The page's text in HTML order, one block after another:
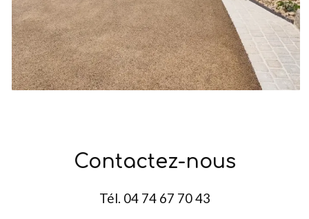
Contactez-nous
Tél. 04 74 67 70 43